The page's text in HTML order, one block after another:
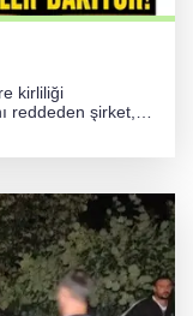
kirliliği
reddeden şirket,